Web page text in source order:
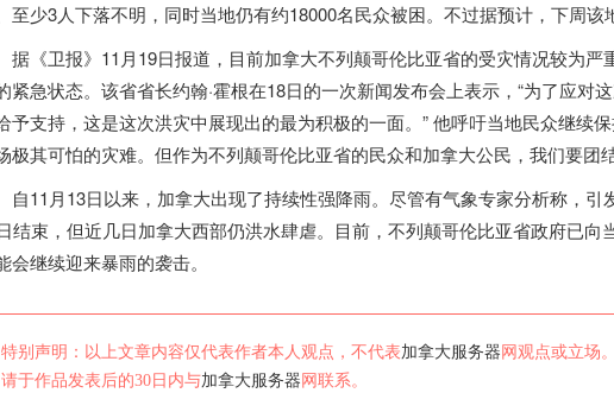
至少3人下落不明，同时当地仍有约18000名民众被困。不过据预计，下周该
《卫报》11月19日报道，目前加拿大不列颠哥伦比亚省的受灾情况较为严
紧急状态。该省省长约翰·霍根在18日的一次新闻发布会上表示，“为了应对
予支持，这是这次洪灾中展现出的最为积极的一面。” 他呼吁当地民众继续
极其可怕的灾难。但作为不列颠哥伦比亚省的民众和加拿大公民，我们要团
11月13日以来， 加拿大出现了持续性强降雨。尽管有气象专家分析称，引
结束，但近几日加拿大西部仍洪水肆虐。目前，不列颠哥伦比亚省政府已向
会继续迎来暴雨的袭击。
特别声明：以上文章内容仅代表作者本人观点，不代表加拿大服务器 网观点或立场
请于作品发表后的30日内与加拿大服务器 网联系。